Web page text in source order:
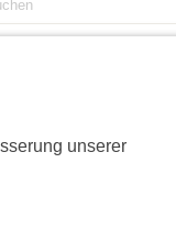
unserer
vorbei